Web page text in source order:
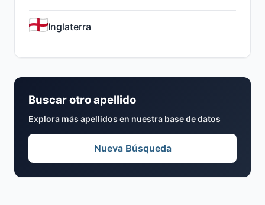
Inglaterra
Buscar otro apellido
Explora más apellidos en nuestra base de datos
Nueva Búsqueda